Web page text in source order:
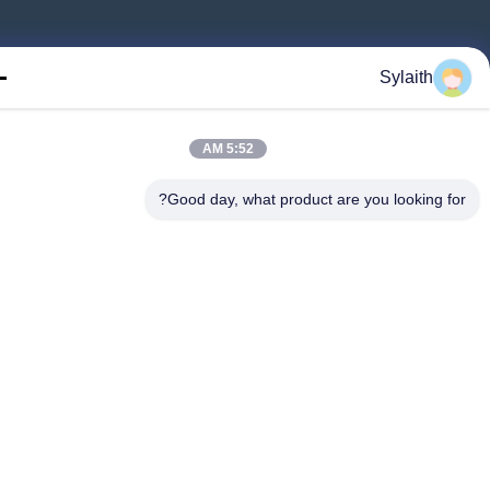
Sylaith
5:52 AM
Good day, what product are you looking